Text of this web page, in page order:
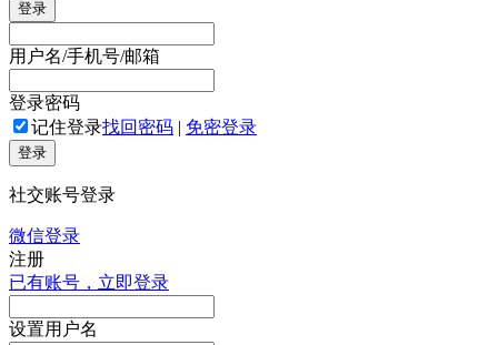
登录
用户名/手机号/邮箱
登录密码
记住登录找回密码 | 免密登录
登录
社交账号登录
微信登录
注册
已有账号，立即登录
设置用户名